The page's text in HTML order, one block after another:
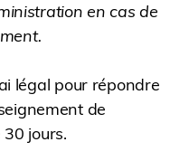
en cas de
légal pour répondre
de
jours.